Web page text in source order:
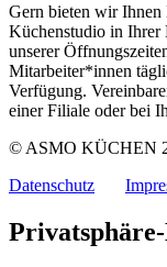
Gern bieten wir Ihnen
Küchenstudio in Ihrer
unserer
Mitarbeiter*innen
Verfügung.
einer Filiale oder bei
© ASMO KÜCHEN
Datenschutz